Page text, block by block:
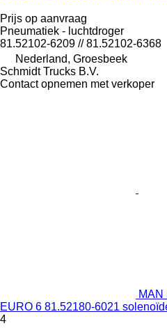
Prijs op aanvraag
Pneumatiek - luchtdroger
81.52102-6209 // 81.52102-6368
Nederland, Groesbeek
Schmidt Trucks B.V.
Contact opnemen met verkoper
MAN
EURO 6 81.52180-6021
4